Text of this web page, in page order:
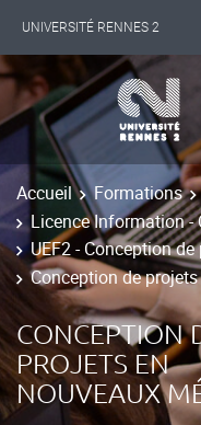
UNIVERSITÉ RENNES 2
INTERNATIONAL
LES NOUVELLES DE RENNES
Accueil Formations
Licence Information
UEF2 - Conception
Conception de
CONCEPTION
PROJETS EN
NOUVEAUX